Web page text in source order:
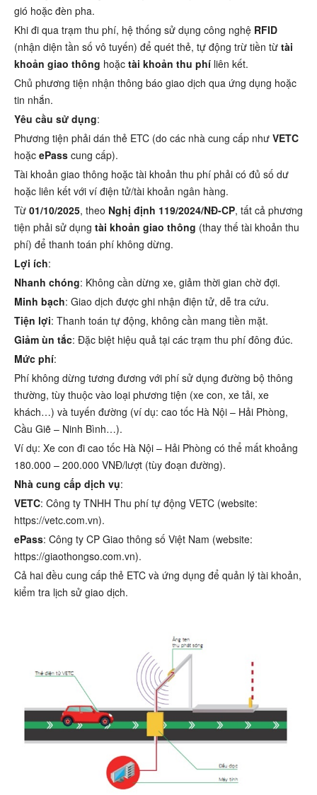
gió hoặc đèn pha.
Khi đi qua trạm thu phí, hệ thống sử dụng công nghệ RFID
(nhận diện tần số vô tuyến) để quét thẻ, tự động trừ tiền từ tài
khoản giao thông hoặc tài khoản thu phí liên kết.
Chủ phương tiện nhận thông báo giao dịch qua ứng dụng hoặc
tin nhắn.
Yêu cầu sử dụng:
Phương tiện phải dán thẻ ETC (do các nhà cung cấp như VETC
hoặc ePass cung cấp).
Tài khoản giao thông hoặc tài khoản thu phí phải có đủ số dư
hoặc liên kết với ví điện tử/tài khoản ngân hàng.
Từ 01/10/2025, theo Nghị định 119/2024/NĐ-CP, tất cả phương
tiện phải sử dụng tài khoản giao thông (thay thế tài khoản thu
phí) để thanh toán phí không dừng.
Lợi ích:
Nhanh chóng: Không cần dừng xe, giảm thời gian chờ đợi.
Minh bạch: Giao dịch được ghi nhận điện tử, dễ tra cứu.
Tiện lợi: Thanh toán tự động, không cần mang tiền mặt.
Giảm ùn tắc: Đặc biệt hiệu quả tại các trạm thu phí đông đúc.
Mức phí:
Phí không dừng tương đương với phí sử dụng đường bộ thông
thường, tùy thuộc vào loại phương tiện (xe con, xe tải, xe
khách…) và tuyến đường (ví dụ: cao tốc Hà Nội – Hải Phòng,
Cầu Giẽ – Ninh Bình…).
Ví dụ: Xe con đi cao tốc Hà Nội – Hải Phòng có thể mất khoảng
180.000 – 200.000 VNĐ/lượt (tùy đoạn đường).
Nhà cung cấp dịch vụ:
VETC: Công ty TNHH Thu phí tự động VETC (website:
https://vetc.com.vn).
ePass: Công ty CP Giao thông số Việt Nam (website:
https://giaothongso.com.vn).
Cả hai đều cung cấp thẻ ETC và ứng dụng để quản lý tài khoản,
kiểm tra lịch sử giao dịch.